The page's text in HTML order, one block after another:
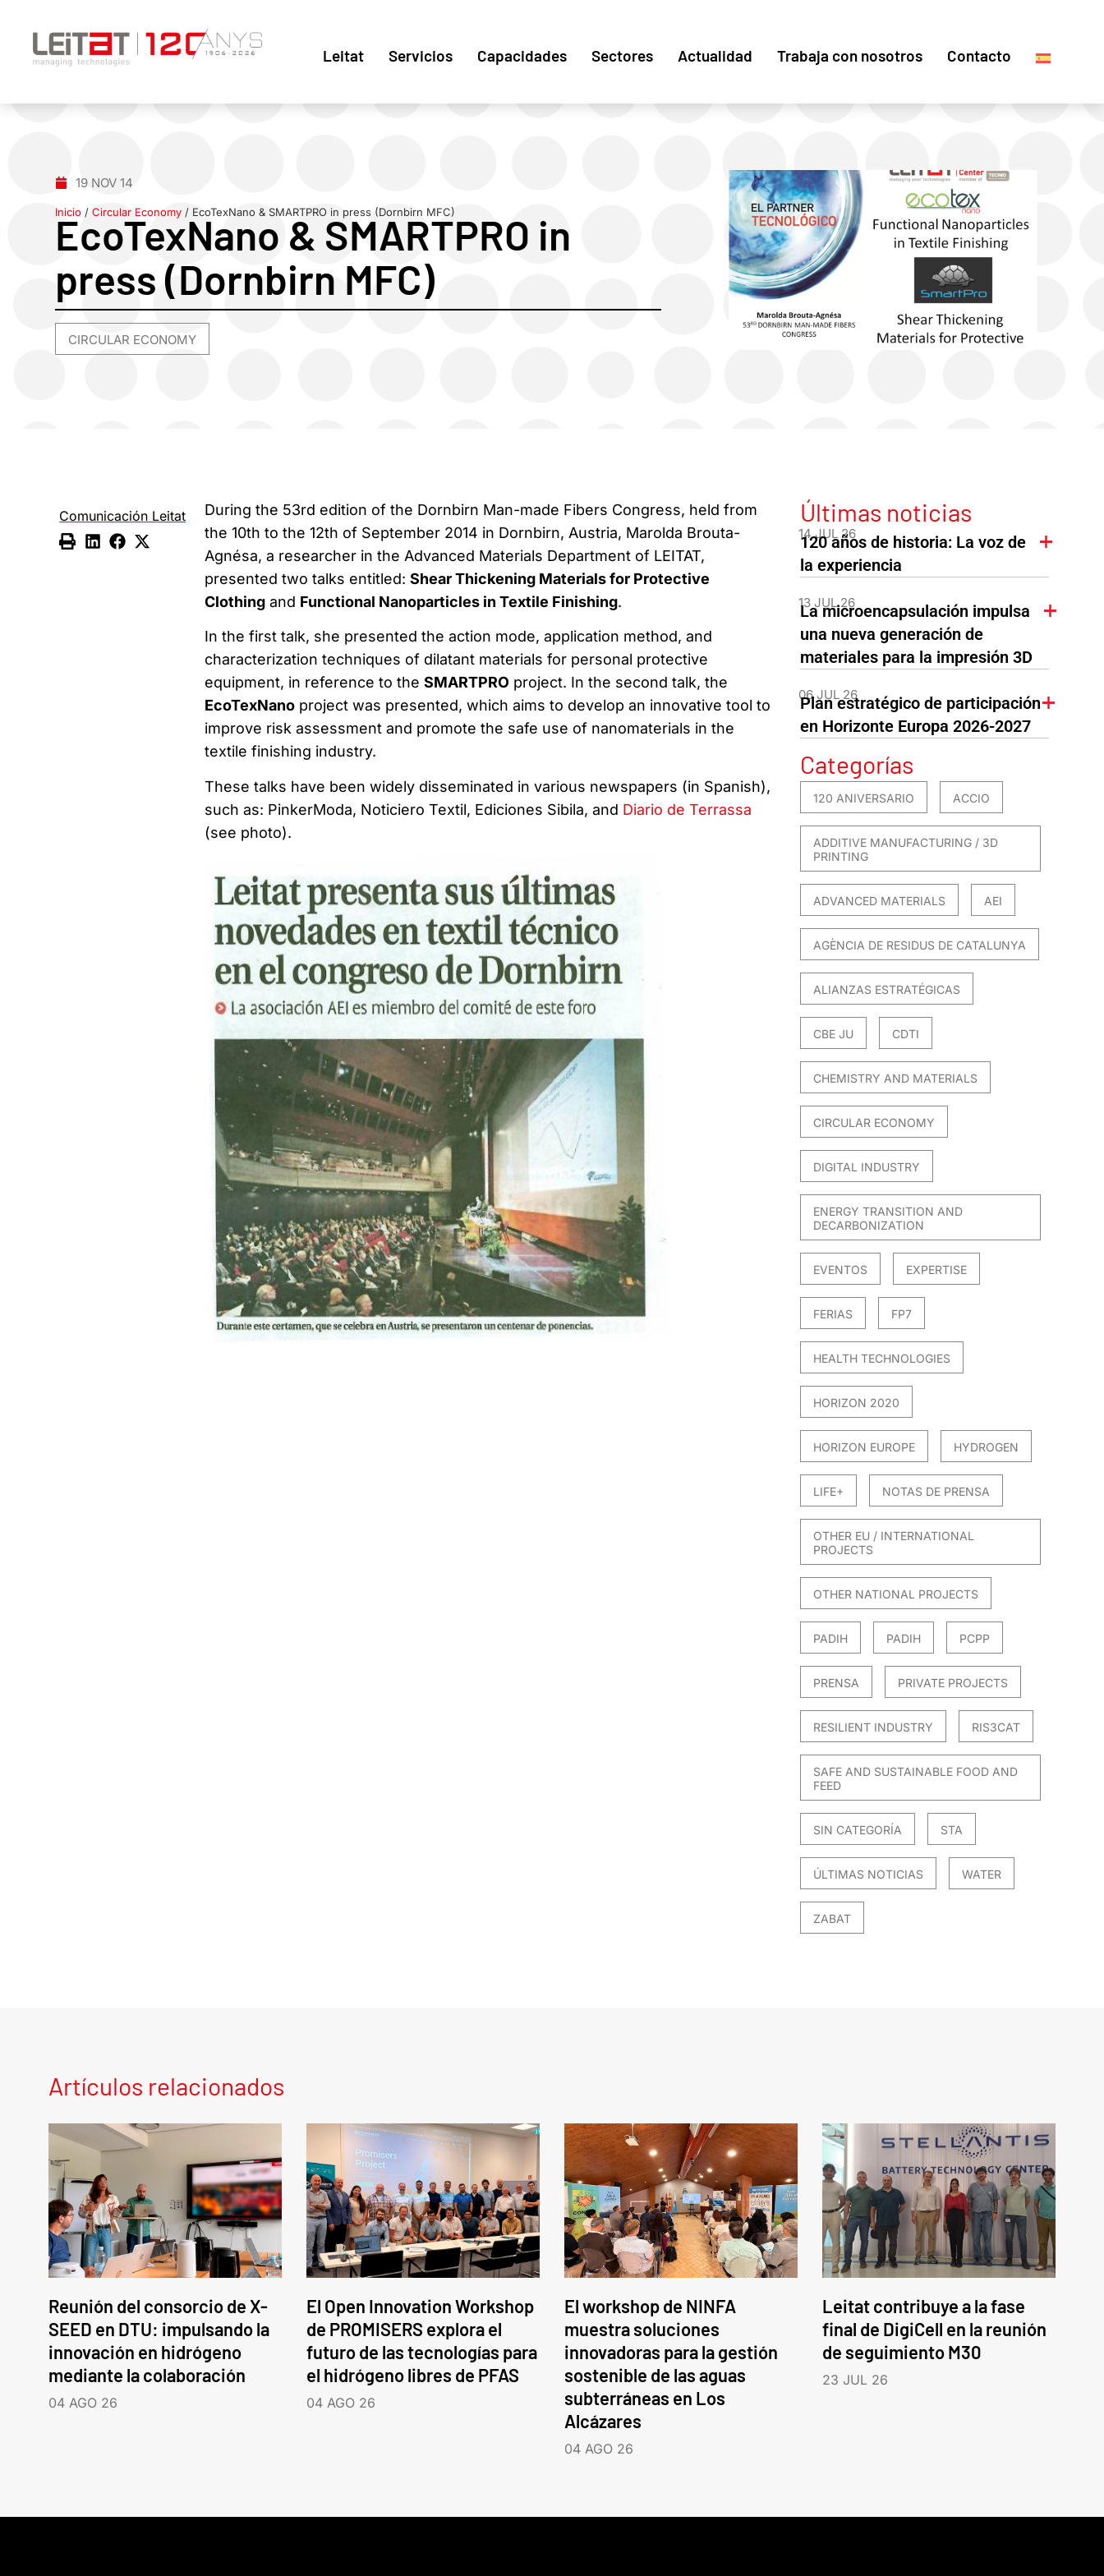
Leitat Servicios Capacidades Sectores Actualidad Trabaja con nosotros Contacto
19 NOV 14
Inicio /Circular Economy / EcoTexNano & SMARTPRO in press (Dornbirn MFC)
EcoTexNano & SMARTPRO in
press (Dornbirn MFC)
CIRCULAR ECONOMY
Comunicación Leitat
During the 53rd edition of the Dornbirn Man-made Fibers Congress, held from
the 10th to the 12th of September 2014 in Dornbirn, Austria, Marolda Brouta-
Agnésa, a researcher in the Advanced Materials Department of LEITAT,
presented two talks entitled: Shear Thickening Materials for Protective
Clothingand Functional Nanoparticles in Textile Finishing.
In the first talk, she presented the action mode, application method, and
characterization techniques of dilatant materials for personal protective
equipment, in reference to the SMARTPRO project. In the second talk, the
EcoTexNanoproject was presented, which aims to develop an innovative tool to
improve risk assessment and promote the safe use of nanomaterials in the
textile finishing industry.
These talks have been widely disseminated in various newspapers (in Spanish),
such as: PinkerModa, Noticiero Textil, Ediciones Sibila, and Diario de Terrassa
(see photo).
Últimas noticias
14 JUL 26
120 años de historia: La voz de
la experiencia
13 JUL 26
La microencapsulación impulsa
una nueva generación de
materiales para la impresión 3D
06 JUL 26
Plan estratégico de participación
en Horizonte Europa 2026-2027
Categorías
120 ANIVERSARIO ACCIO
ADDITIVE MANUFACTURING / 3D
PRINTING
ADVANCED MATERIALS AEI
AGÈNCIA DE RESIDUS DE CATALUNYA
ALIANZAS ESTRATÉGICAS
CBE JU CDTI
CHEMISTRY AND MATERIALS
CIRCULAR ECONOMY
DIGITAL INDUSTRY
ENERGY TRANSITION AND
DECARBONIZATION
EVENTOS EXPERTISE
FERIAS FP7
HEALTH TECHNOLOGIES
HORIZON 2020
HORIZON EUROPE HYDROGEN
LIFE+ NOTAS DE PRENSA
OTHER EU / INTERNATIONAL
PROJECTS
OTHER NATIONAL PROJECTS
PADIH PADIH PCPP
PRENSA PRIVATE PROJECTS
RESILIENT INDUSTRY RIS3CAT
SAFE AND SUSTAINABLE FOOD AND
FEED
SIN CATEGORÍA STA
ÚLTIMAS NOTICIAS WATER
ZABAT
Artículos relacionados
Reunión del consorcio de X-
SEED en DTU: impulsando la
innovación en hidrógeno
mediante la colaboración
04 AGO 26
El Open Innovation Workshop
de PROMISERS explora el
futuro de las tecnologías para
el hidrógeno libres de PFAS
04 AGO 26
El workshop de NINFA
muestra soluciones
innovadoras para la gestión
sostenible de las aguas
subterráneas en Los
Alcázares
04 AGO 26
Leitat contribuye a la fase
final de DigiCell en la reunión
de seguimiento M30
23 JUL 26